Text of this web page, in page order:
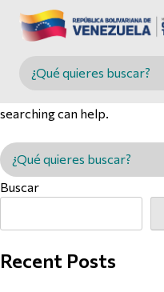
Buscar en MINCYT
searching can help.
Buscar en MINCYT
Buscar
Recent Posts